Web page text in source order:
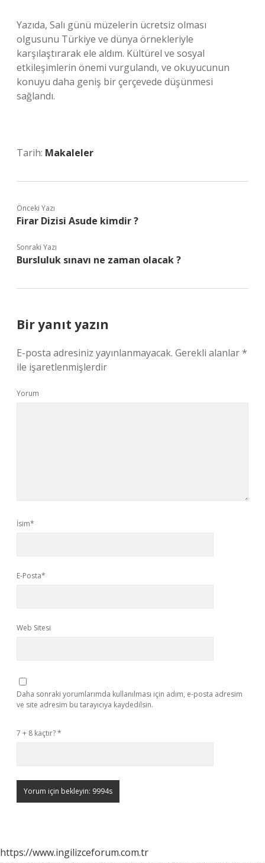
Yazıda, Salı günü müzelerin ücretsiz olması
olgusunu Türkiye ve dünya örnekleriyle
karşılaştırarak ele aldım. Kültürel ve sosyal
etkileşimlerin önemi vurgulandı, ve okuyucunun
konuyu daha geniş bir çerçevede düşünmesi
sağlandı.
Tarih: Makaleler
Önceki Yazı
Firar Dizisi Asude kimdir ?
Sonraki Yazı
Bursluluk sınavı ne zaman olacak ?
Bir yanıt yazın
E-posta adresiniz yayınlanmayacak. Gerekli alanlar*
ile işaretlenmişlerdir
Yorum
İsim*
E-Posta*
Web Sitesi
Daha sonraki yorumlarımda kullanılması için adım, e-posta adresim
ve site adresim bu tarayıcıya kaydedilsin.
7 + 8 kaçtır?*
https://www.ingilizceforum.com.tr